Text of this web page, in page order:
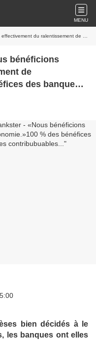
MENU
des bénéfices des banques, un gigantesque cadeau des contribubuables...
bénéficions
de
des banques,
bien décidés à le
les banques ont elles